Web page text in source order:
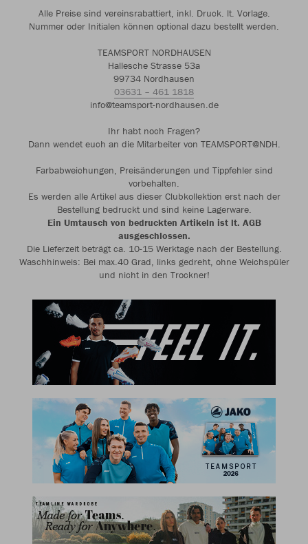
Alle Preise sind vereinsrabattiert, inkl. Druck. lt. Vorlage.
Nummer oder Initialen können optional dazu bestellt werden.
TEAMSPORT NORDHAUSEN
Hallesche Strasse 53a
99734 Nordhausen
03631 – 461 1818
info@teamsport-nordhausen.de
Ihr habt noch Fragen?
Dann wendet euch an die Mitarbeiter von TEAMSPORT@NDH.
Farbabweichungen, Preisänderungen und Tippfehler sind
vorbehalten.
Es werden alle Artikel aus dieser Clubkollektion erst nach der
Bestellung bedruckt und sind keine Lagerware.
Ein Umtausch von bedruckten Artikeln ist lt. AGB
ausgeschlossen.
Die Lieferzeit beträgt ca. 10-15 Werktage nach der Bestellung.
Waschhinweis: Bei max.40 Grad, links gedreht, ohne Weichspüler
und nicht in den Trockner!